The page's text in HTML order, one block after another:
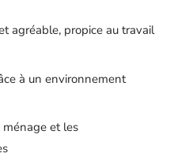
agréable, propice au travail
à un environnement
ménage et les